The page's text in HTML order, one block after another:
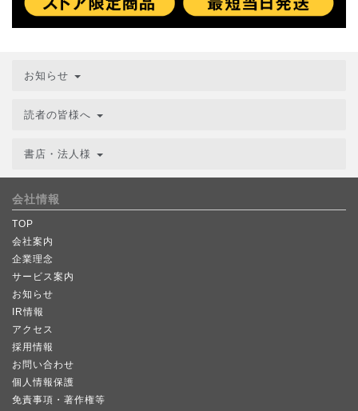
お知らせ
読者の皆様へ
書店・法人様
会社情報
TOP
会社案内
企業理念
サービス案内
お知らせ
IR情報
アクセス
採用情報
お問い合わせ
個人情報保護
免責事項・著作権等